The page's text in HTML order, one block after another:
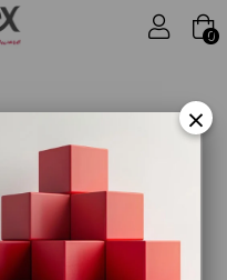
0
Pişirme & Kızartma
×